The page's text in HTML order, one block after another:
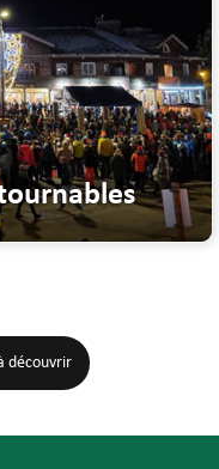
découvrir